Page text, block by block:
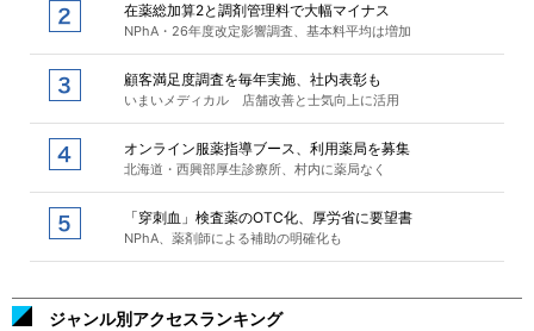
在薬総加算2と調剤管理料で大幅マイナス
NPhA・26年度改定影響調査、基本料平均は増加
顧客満足度調査を毎年実施、社内表彰も
いまいメディカル 店舗改善と士気向上に活用
オンライン服薬指導ブース、利用薬局を募集
北海道・西興部厚生診療所、村内に薬局なく
「穿刺血」検査薬のOTC化、厚労省に要望書
NPhA、薬剤師による補助の明確化も
ジャンル別アクセスランキング